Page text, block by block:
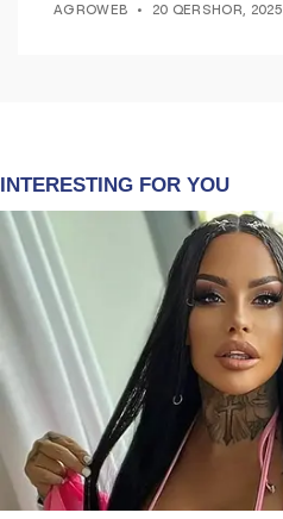
AGROWEB 20 QERSHOR, 2025